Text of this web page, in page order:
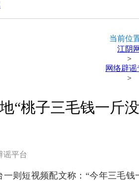
当前位
江阴
>
网络辟谣
>
“桃子三毛钱一斤
谣平台
一则短视频配文称：“今年三毛